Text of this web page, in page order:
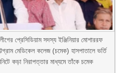
প্রেসিডিয়াম সদস্য ইঞ্জিনিয়ার মোশাররফ
মেডিকেল কলেজ (চমেক) হাসপাতালে ভর্তি
কড়া নিরাপত্তার মাধ্যমে তাঁকে চমেক